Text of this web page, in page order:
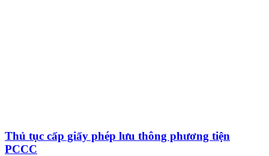
Thủ tục cấp giấy phép lưu thông phương tiện
PCCC